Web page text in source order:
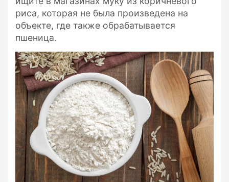
риса, которая не была произведена на
объекте, где также обрабатывается
пшеница.